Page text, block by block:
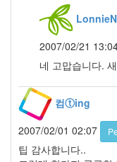
2007/02/21
네 고맙습니다.
컴ⓣing
2007/02/01 02:07
팁 감사합니다..
2006
월
45
2006
년
3